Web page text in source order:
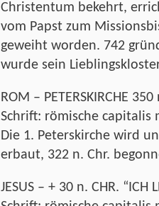
Christentum bekehrt,
vom Papst zum
geweiht worden. 742
wurde sein
ROM – PETERSKIRCHE 350
Schrift: römische capitalis
Die 1. Peterskirche wird
erbaut, 322 n. Chr.
JESUS – + 30 n. CHR. “ICH